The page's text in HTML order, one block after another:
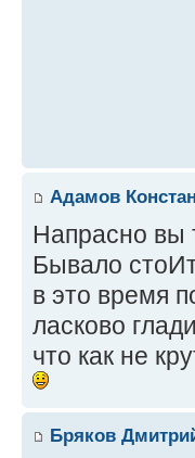
Адамов
Напрасно вы
Бывало
в это время
ласково
что как не
Бряков